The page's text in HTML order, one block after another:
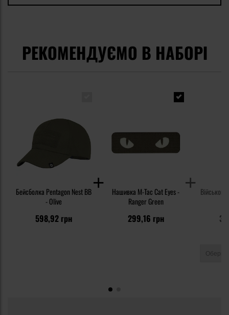
РЕКОМЕНДУЄМО В НАБОРІ
Бейсболка Pentagon Nest BB
- Olive
598,92 грн
Нашивка M-Tac Cat Eyes -
Ranger Green
299,16 грн